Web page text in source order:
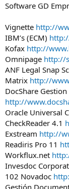
Software GD
Vignette http://
IBM’s (ECM)
Kofax http://
Omnipage http://
ANF Legal Snap
Matrix http://
DocShare
http://
Oracle Universal
CheckReader 4.1
Exstream http://
Readiris Pro 11
Workflux.net
Invesdoc
102 Novadoc
Gestión